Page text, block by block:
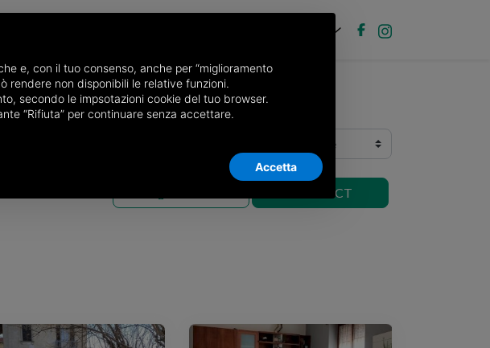
CONTACT
e, con il tuo consenso, anche per “miglioramento
rendere non disponibili le relative funzioni.
secondo le impsotazioni cookie del tuo browser.
“Rifiuta” per continuare senza accettare.
Accetta